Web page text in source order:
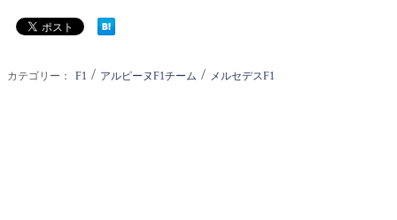
カテゴリー： F1 / アルピーヌF1チーム / メルセデスF1